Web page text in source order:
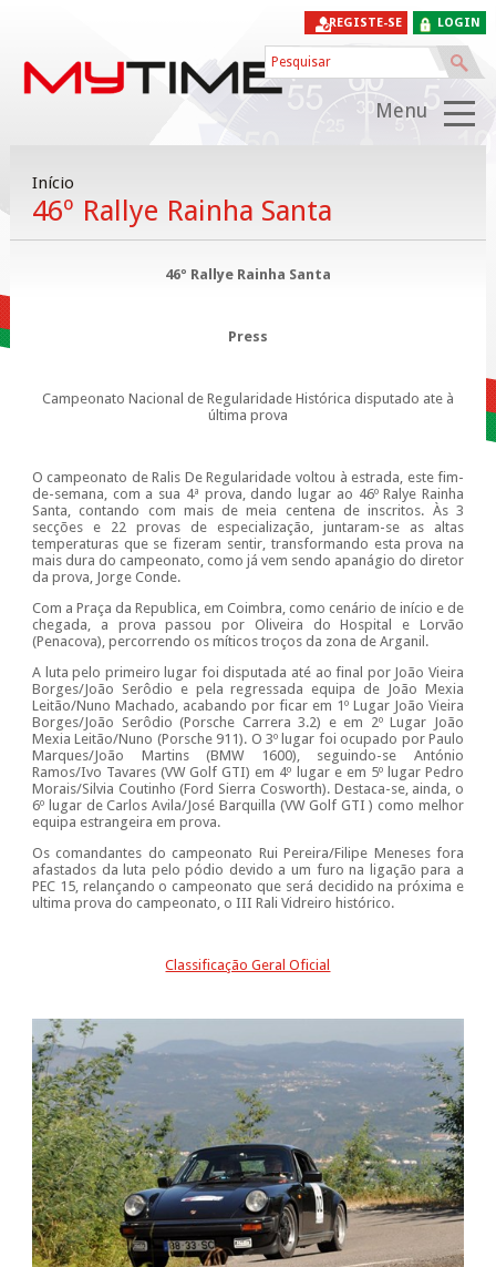
LOGIN
REGISTE-SE
Menu
Início
46º Rallye Rainha Santa
46º Rallye Rainha Santa
Press
Campeonato Nacional de Regularidade Histórica disputado ate à
última prova
O campeonato de Ralis De Regularidade voltou à estrada, este fim-
de-semana, com a sua 4ª prova, dando lugar ao 46º Ralye Rainha
Santa, contando com mais de meia centena de inscritos. Às 3
secções e 22 provas de especialização, juntaram-se as altas
temperaturas que se fizeram sentir, transformando esta prova na
mais dura do campeonato, como já vem sendo apanágio do diretor
da prova, Jorge Conde.
Com a Praça da Republica, em Coimbra, como cenário de início e de
chegada, a prova passou por Oliveira do Hospital e Lorvão
(Penacova), percorrendo os míticos troços da zona de Arganil.
A luta pelo primeiro lugar foi disputada até ao final por João Vieira
Borges/João Serôdio e pela regressada equipa de João Mexia
Leitão/Nuno Machado, acabando por ficar em 1º Lugar João Vieira
Borges/João Serôdio (Porsche Carrera 3.2) e em 2º Lugar João
Mexia Leitão/Nuno (Porsche 911). O 3º lugar foi ocupado por Paulo
Marques/João Martins (BMW 1600), seguindo-se António
Ramos/Ivo Tavares (VW Golf GTI) em 4º lugar e em 5º lugar Pedro
Morais/Silvia Coutinho (Ford Sierra Cosworth). Destaca-se, ainda, o
6º lugar de Carlos Avila/José Barquilla (VW Golf GTI ) como melhor
equipa estrangeira em prova.
Os comandantes do campeonato Rui Pereira/Filipe Meneses fora
afastados da luta pelo pódio devido a um furo na ligação para a
PEC 15, relançando o campeonato que será decidido na próxima e
ultima prova do campeonato, o III Rali Vidreiro histórico.
Classificação Geral Oficial